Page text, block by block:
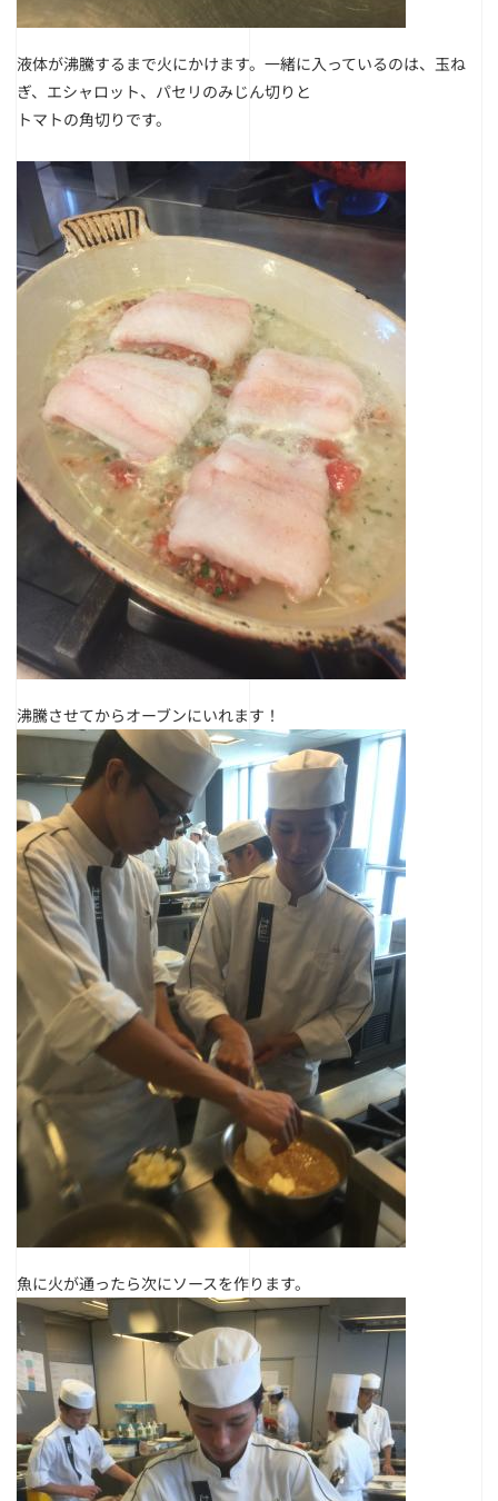
液体が沸騰するまで火にかけます。 一緒に入っているのは、玉ね
ぎ、エシャロット、パセリのみじん切りと
トマトの角切りです。
沸騰させてからオーブンにいれます！
魚に火が通ったら次にソースを作ります。